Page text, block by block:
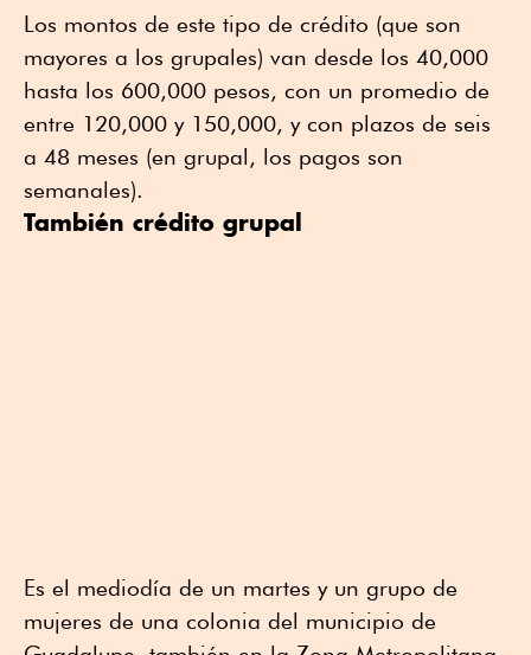
Los montos de este tipo de crédito (que son
mayores a los grupales) van desde los 40,000
hasta los 600,000 pesos, con un promedio de
entre 120,000 y 150,000, y con plazos de seis
a 48 meses (en grupal, los pagos son
semanales).
También crédito grupal
Es el mediodía de un martes y un grupo de
mujeres de una colonia del municipio de